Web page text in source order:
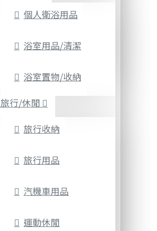
個人衛浴用品
浴室用品/清潔
浴室置物/收納
旅行/休閒
旅行收納
旅行用品
汽機車用品
運動休閒